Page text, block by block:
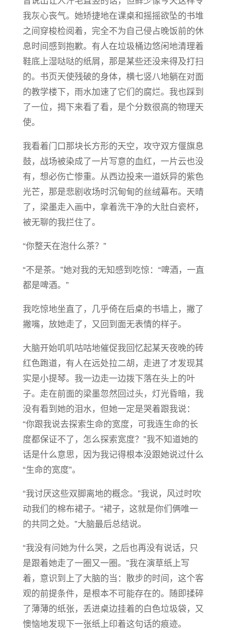
我灰心丧气。她矫捷地在课桌和摇摇欲坠的书堆
之间穿梭检阅着，完全不为自己侵占晚饭前的休
息时间感到抱歉。有人在垃圾桶边悠闲地清理着
鞋底上湿哒哒的纸屑，那是某些还没来得及打扫
的。书页天使残破的身体，横七竖八地躺在对面
的教学楼下，雨水加速了它们的腐烂。我也踩到
了一位，揭下来看了看，是个分数很高的物理天
使。
我看着门口那块长方形的天空，攻守双方偃旗息
鼓，战场被染成了一片写意的血红，一片云也没
有，想必伤亡惨重。从西边投来一道妖异的紫色
光芒，那是悲剧收场时沉甸甸的丝绒幕布。天晴
了，梁墨走入画中，拿着洗干净的大肚白瓷杯，
被无聊的我拦住了。
“你整天在泡什么茶？”
“不是茶。”她对我的无知感到吃惊：“啤酒，一直
都是啤酒。”
我吃惊地坐直了，几乎倚在后桌的书墙上，撇了
撇嘴，放她走了，又回到面无表情的样子。
大脑开始叽叽咕咕地催促我回忆起某天夜晚的砖
红色跑道，有人在远处拉二胡，走进了才发现其
实是小提琴。我一边走一边拨下落在头上的叶
子。走在前面的梁墨忽然回过头，灯光昏暗，我
没有看到她的泪水，但她一定是哭着跟我说：
“你跟我说去探索生命的宽度，可我连生命的长
度都保证不了，怎么探索宽度？”我不知道她的
话是什么意思，因为我记得根本没跟她说过什么
“生命的宽度”。
“我讨厌这些双脚离地的概念。”我说，风过时吹
动我们的棉布裙子。“裙子，这就是你们俩唯一
的共同之处。”大脑最后总结说。
“我没有问她为什么哭，之后也再没有说话，只
是跟着她走了一圈又一圈。”我在演草纸上写
着，意识到上了大脑的当：散步的时间，这个客
观的前提条件，是根本不可能存在的。随即揉碎
了薄薄的纸张，丢进桌边挂着的白色垃圾袋，又
懊恼地发现下一张纸上印着这句话的痕迹。